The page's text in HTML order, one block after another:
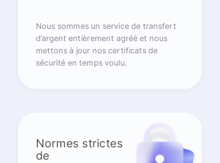
Nous sommes un service de transfert
d’argent entièrement agréé et nous
mettons à jour nos certificats de
sécurité en temps voulu.
Normes strictes
de